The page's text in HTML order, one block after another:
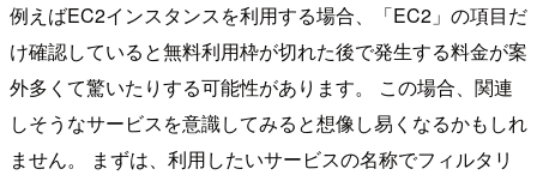
例えばEC2インスタンスを利用する場合、「EC2」の項目だ
け確認していると無料利用枠が切れた後で発生する料金が案
外多くて驚いたりする可能性があります。 この場合、関連
しそうなサービスを意識してみると想像し易くなるかもしれ
ません。 まずは、利用したいサービスの名称でフィルタリ